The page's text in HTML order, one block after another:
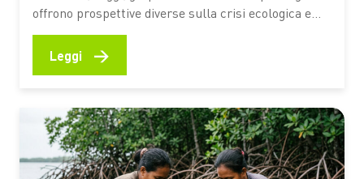
offrono prospettive diverse sulla crisi ecologica e
sul rapporto tra persone e ambiente. I titoli
premiati dal Premio Demetra 2026 diventano una
chi mette in valigia un…
Leggi →